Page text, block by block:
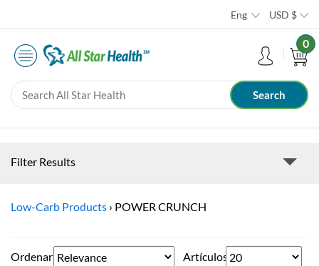
Eng USD $
0
Filter Results
Low-Carb Products › POWER CRUNCH
Ordenar
Artículos